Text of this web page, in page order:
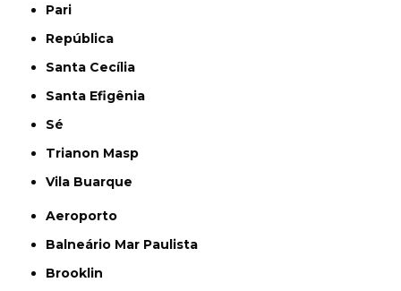
Pari
República
Santa Cecília
Santa Efigênia
Sé
Trianon Masp
Vila Buarque
Aeroporto
Balneário Mar Paulista
Brooklin